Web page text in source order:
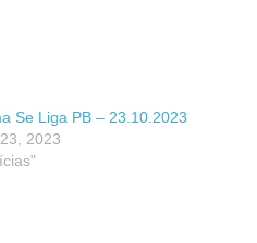
Se Liga PB – 23.10.2023
2023